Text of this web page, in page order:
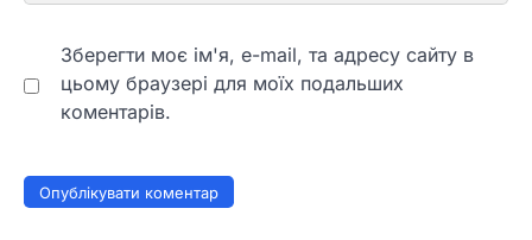
Зберегти моє ім'я, e-mail, та адресу сайту в
цьому браузері для моїх подальших
коментарів.